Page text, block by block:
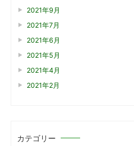
2021年9月
2021年7月
2021年6月
2021年5月
2021年4月
2021年2月
カテゴリー